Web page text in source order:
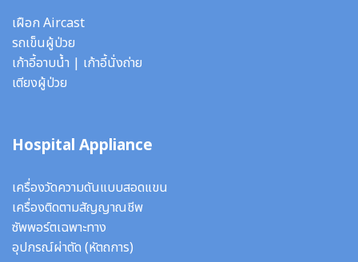
เฝือก Aircast
รถเข็นผู้ป่วย
เก้าอี้อาบน้ำ | เก้าอี้นั่งถ่าย
เตียงผู้ป่วย
Hospital Appliance
เครื่องวัดความดันแบบสอดแขน
เครื่องติดตามสัญญาณชีพ
ซัพพอร์ตเฉพาะทาง
อุปกรณ์ผ่าตัด (หัตถการ)